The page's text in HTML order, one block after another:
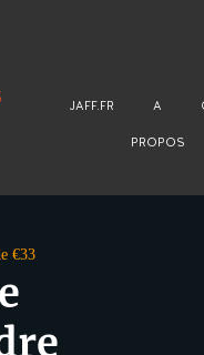
JAFF.FR A
PROPOS
€33